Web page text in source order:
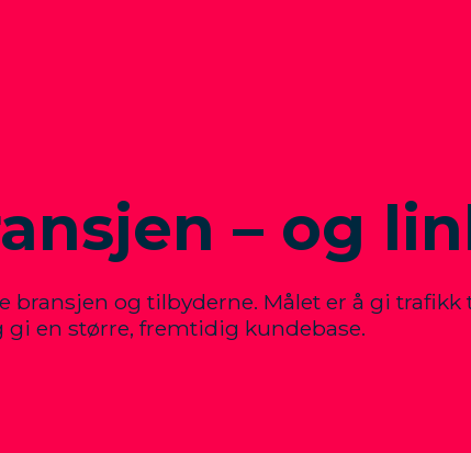
– og
bransjen og tilbyderne. Målet er å gi
en større, fremtidig kundebase.